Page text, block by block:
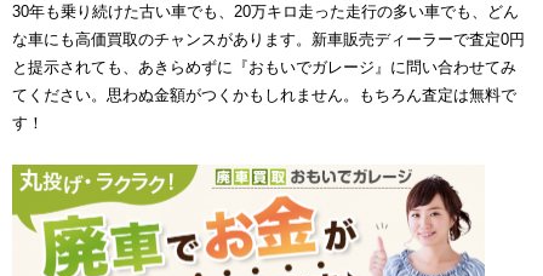
30年も乗り続けた古い車でも、20万キロ走った走行の多い車でも、どん
な車にも高価買取のチャンスがあります。新車販売ディーラーで査定0円
と提示されても、あきらめずに『おもいでガレージ』に問い合わせてみ
てください。思わぬ金額がつくかもしれません。もちろん査定は無料で
す！